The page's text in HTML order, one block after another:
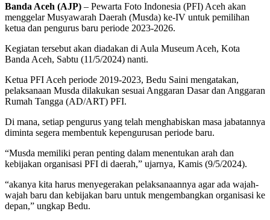
Banda Aceh (AJP) – Pewarta Foto Indonesia (PFI) Aceh akan
menggelar Musyawarah Daerah (Musda) ke-IV untuk pemilihan
ketua dan pengurus baru periode 2023-2026.
Kegiatan tersebut akan diadakan di Aula Museum Aceh, Kota
Banda Aceh, Sabtu (11/5/2024) nanti.
Ketua PFI Aceh periode 2019-2023, Bedu Saini mengatakan,
pelaksanaan Musda dilakukan sesuai Anggaran Dasar dan Anggaran
Rumah Tangga (AD/ART) PFI.
Di mana, setiap pengurus yang telah menghabiskan masa jabatannya
diminta segera membentuk kepengurusan periode baru.
“Musda memiliki peran penting dalam menentukan arah dan
kebijakan organisasi PFI di daerah,” ujarnya, Kamis (9/5/2024).
“akanya kita harus menyegerakan pelaksanaannya agar ada wajah-
wajah baru dan kebijakan baru untuk mengembangkan organisasi ke
depan,” ungkap Bedu.